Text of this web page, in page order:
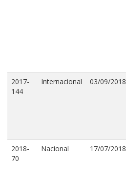
2017-
144
Internacional 03/09/2018
2018-
70
Nacional 17/07/2018